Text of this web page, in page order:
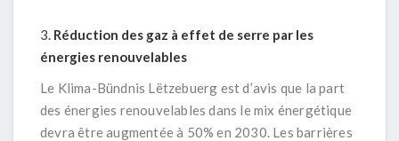
Réduction des gaz à effet de serre par les
énergies renouvelables
Le Klima-Bündnis Lëtzebuerg est d’avis que la part
des énergies renouvelables dans le mix énergétique
devra être augmentée à 50% en 2030. Les barrières